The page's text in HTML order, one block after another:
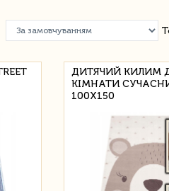
ДИТЯЧИЙ КИЛИМ
КІМНАТИ
100Х150